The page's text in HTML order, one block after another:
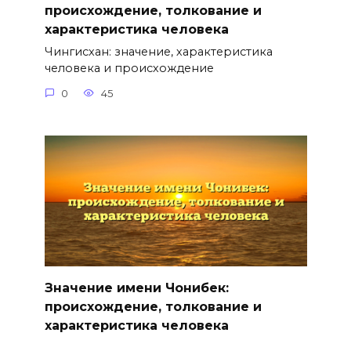
происхождение, толкование и
характеристика человека
Чингисхан: значение, характеристика
человека и происхождение
0 45
Значение имени Чонибек:
происхождение, толкование и
характеристика человека